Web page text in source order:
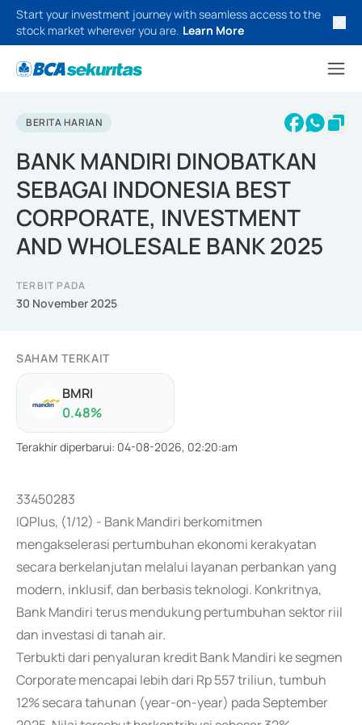
Start your investment journey with seamless access to the
stock market wherever you are. Learn More
BERITA HARIAN
BANK MANDIRI DINOBATKAN
SEBAGAI INDONESIA BEST
CORPORATE, INVESTMENT
AND WHOLESALE BANK 2025
TERBIT PADA
30 November 2025
SAHAM TERKAIT
BMRI
0.48%
Terakhir diperbarui: 04-08-2026, 02:20:am
33450283
IQPlus, (1/12) - Bank Mandiri berkomitmen
mengakselerasi pertumbuhan ekonomi kerakyatan
secara berkelanjutan melalui layanan perbankan yang
modern, inklusif, dan berbasis teknologi. Konkritnya,
Bank Mandiri terus mendukung pertumbuhan sektor riil
dan investasi di tanah air.
Terbukti dari penyaluran kredit Bank Mandiri ke segmen
Corporate mencapai lebih dari Rp 557 triliun, tumbuh
12% secara tahunan (year-on-year) pada September